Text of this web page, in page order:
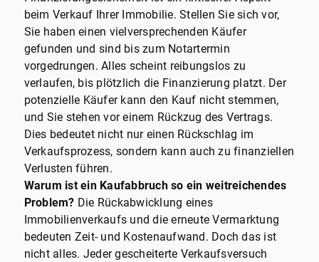
beim Verkauf Ihrer Immobilie. Stellen Sie sich vor,
Sie haben einen vielversprechenden Käufer
gefunden und sind bis zum Notartermin
vorgedrungen. Alles scheint reibungslos zu
verlaufen, bis plötzlich die Finanzierung platzt. Der
potenzielle Käufer kann den Kauf nicht stemmen,
und Sie stehen vor einem Rückzug des Vertrags.
Dies bedeutet nicht nur einen Rückschlag im
Verkaufsprozess, sondern kann auch zu finanziellen
Verlusten führen.
Warum ist ein Kaufabbruch so ein weitreichendes
Problem? Die Rückabwicklung eines
Immobilienverkaufs und die erneute Vermarktung
bedeuten Zeit- und Kostenaufwand. Doch das ist
nicht alles. Jeder gescheiterte Verkaufsversuch